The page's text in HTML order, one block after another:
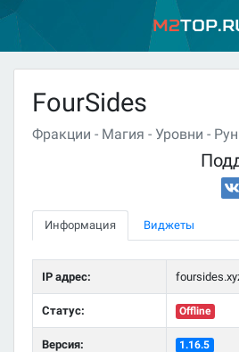
M2
FourSides
Фракции - Магия - Уровни -
Информация Виджеты
IP адрес:
Статус: Offline
Версия: 1.16.5